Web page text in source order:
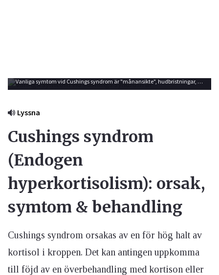
Vanliga symtom vid Cushings syndrom är "månansikte", hudbristningar, fettansamling i nacken och smala armar och ben. Foto: Shutterstock
Lyssna
Cushings syndrom
(Endogen
hyperkortisolism): orsak,
symtom & behandling
Cushings syndrom orsakas av en för hög halt av
kortisol i kroppen. Det kan antingen uppkomma
till föjd av en överbehandling med kortison eller